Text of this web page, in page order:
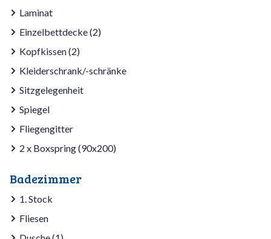
Laminat
Einzelbettdecke (2)
Kopfkissen (2)
Kleiderschrank/-schränke
Sitzgelegenheit
Spiegel
Fliegengitter
2 x Boxspring (90x200)
Badezimmer
1. Stock
Fliesen